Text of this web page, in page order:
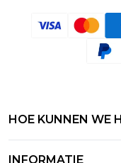
HOE KUNNEN WE
INFORMATIE